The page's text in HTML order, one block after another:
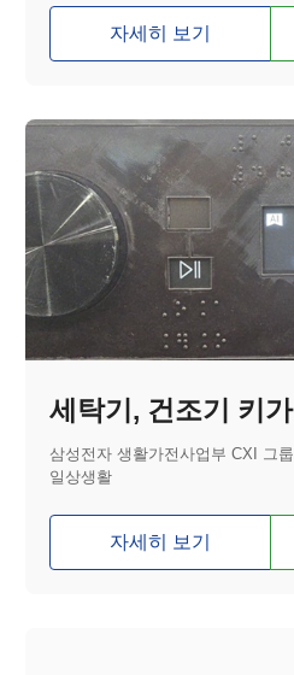
자세히 보기
삼성전자 생활가전사업부 CXI 그룹
일상생활
자세히 보기